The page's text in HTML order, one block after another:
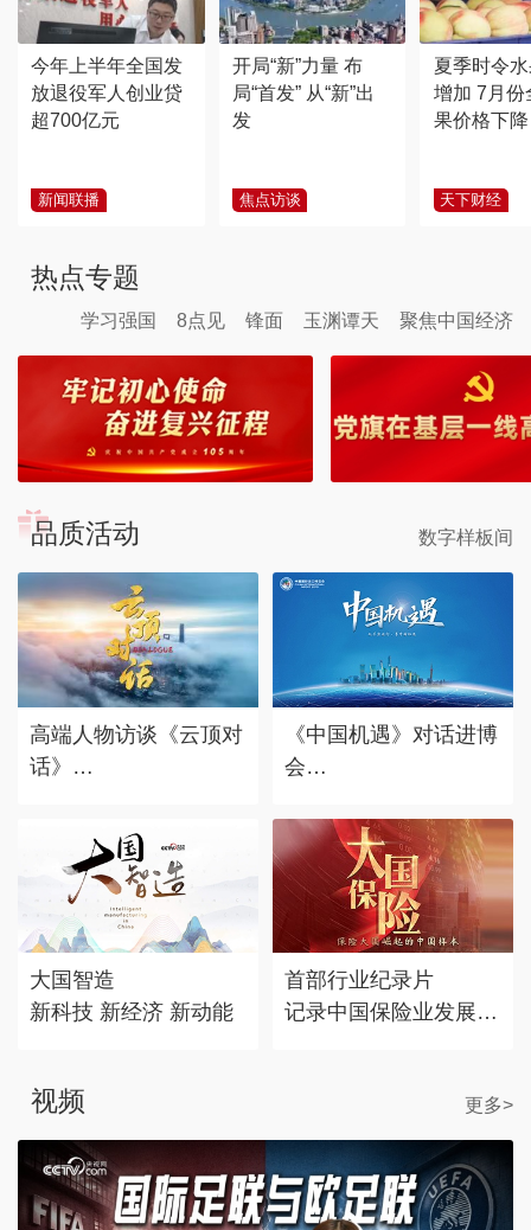
今年上半年全国发
放退役军人创业贷
超700亿元
新闻联播
开局“新”力量 布
局“首发” 从“新”出
发
焦点访谈
夏季时令
增加 7月份
果价格下降
天下财经
热点专题
学习强国 8点见 锋面 玉渊谭天 聚焦中国经济
品质活动 数字样板间
高端人物访谈《云顶对
话》
《中国机遇》对话进博
会
遇。
大国智造
新科技 新经济 新动能
首部行业纪录片
记录中国保险业发展历
视频 更多>